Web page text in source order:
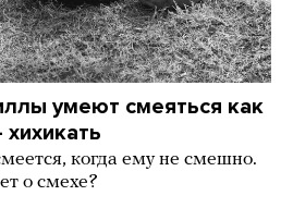
умеют смеяться как
когда ему не смешно.
о смехе?